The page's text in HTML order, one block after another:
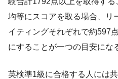
均等にスコアを取る場合、リ
イティングそれぞれで約597
にすることが一つの目安にな
英検準1級に合格する人には